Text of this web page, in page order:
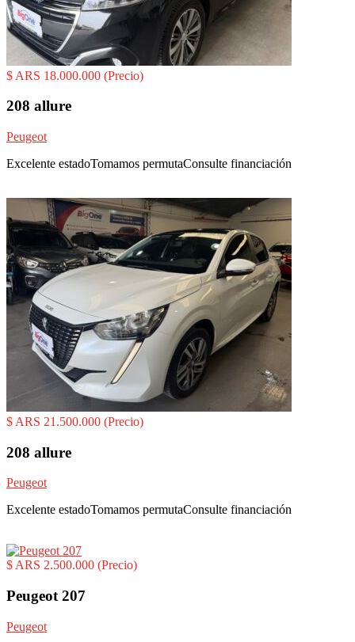
$ ARS 18.000.000 (Precio)
208 allure
Peugeot
Excelente estadoTomamos permutaConsulte financiación
$ ARS 21.500.000 (Precio)
208 allure
Peugeot
Excelente estadoTomamos permutaConsulte financiación
$ ARS 2.500.000 (Precio)
Peugeot 207
Peugeot